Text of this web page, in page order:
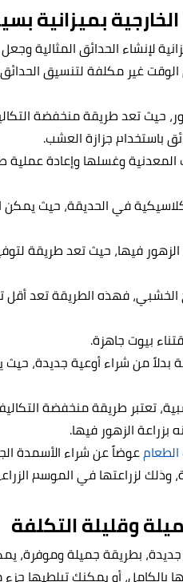
بميزانية
لإنشاء الحدائق المثالية
غير مكلفة لتنسيق
حيث تعد طريقة منخفضة
باستخدام جزازة العشب.
وغسلها وإعادة عملية
في الحديقة، حيث
الزهور فيها، حيث تعد طريقة
الخشبي، فهذه الطريقة تعد
بيوت جاهزة.
بدلاً من شراء أوعية جديدة،
تعتبر طريقة منخفضة
بزراعة الزهور فيها.
عوضاً عن شراء الأسمدة
وذلك لزراعتها في الموسم
وقليلة التكلفة
بطريقة جميلة وموفرة،
أو يمكنك تبلطيها جزء